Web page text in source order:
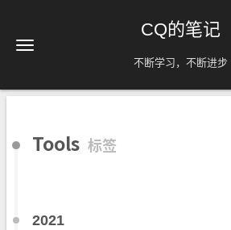
CQ的笔记
不断学习，不断进步
Tools 标签
2021